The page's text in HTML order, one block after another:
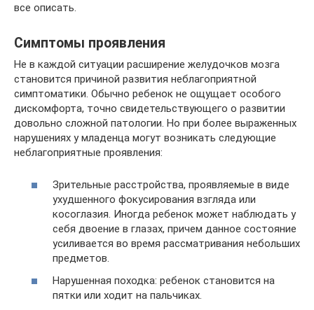
все описать.
Симптомы проявления
Не в каждой ситуации расширение желудочков мозга
становится причиной развития неблагоприятной
симптоматики. Обычно ребенок не ощущает особого
дискомфорта, точно свидетельствующего о развитии
довольно сложной патологии. Но при более выраженных
нарушениях у младенца могут возникать следующие
неблагоприятные проявления:
Зрительные расстройства, проявляемые в виде
ухудшенного фокусирования взгляда или
косоглазия. Иногда ребенок может наблюдать у
себя двоение в глазах, причем данное состояние
усиливается во время рассматривания небольших
предметов.
Нарушенная походка: ребенок становится на
пятки или ходит на пальчиках.